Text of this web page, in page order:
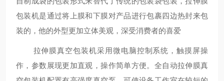
包装机是通过将上膜和下膜对产品进行包裹四边热封来包
装的，他的外型更加立体美观，深受消费者的喜爱
拉伸膜真空包装机采用微电脑控制系统，触摸屏操
作，参数展现更加直观，操作简单方便。全自动拉伸膜真